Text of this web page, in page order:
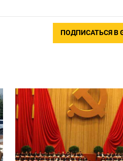
ПОДПИСАТЬСЯ В